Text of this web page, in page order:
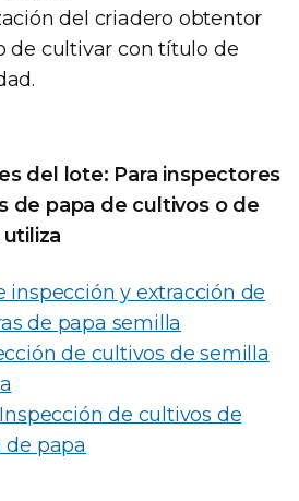
del criadero obtentor
de cultivar con título de
del lote: Para inspectores
de papa de cultivos o de
inspección y extracción de
de papa semilla
de cultivos de semilla
Inspección de cultivos de
de papa